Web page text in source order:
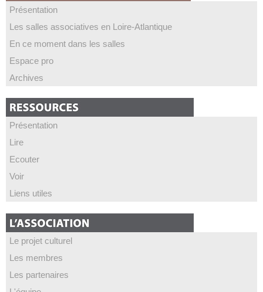
Présentation
Les salles associatives en Loire-Atlantique
En ce moment dans les salles
Espace pro
Archives
Présentation
Lire
Ecouter
Voir
Liens utiles
Le projet culturel
Les membres
Les partenaires